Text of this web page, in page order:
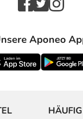
Aponeo